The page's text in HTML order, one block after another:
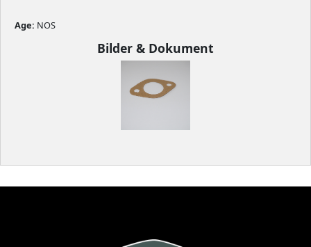
Age: NOS
Bilder & Dokument